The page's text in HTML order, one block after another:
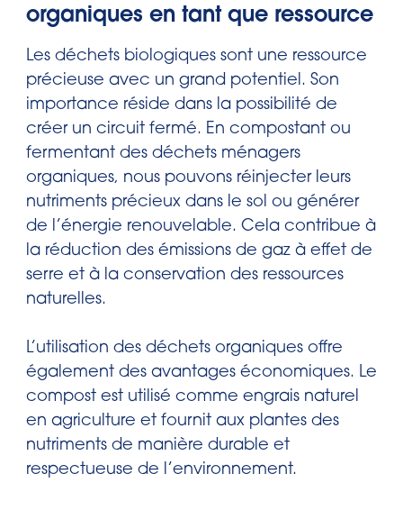
organiques en tant que ressource
Les déchets biologiques sont une ressource
précieuse avec un grand potentiel. Son
importance réside dans la possibilité de
créer un circuit fermé. En compostant ou
fermentant des déchets ménagers
organiques, nous pouvons réinjecter leurs
nutriments précieux dans le sol ou générer
de l’énergie renouvelable. Cela contribue à
la réduction des émissions de gaz à effet de
serre et à la conservation des ressources
naturelles.
L’utilisation des déchets organiques offre
également des avantages économiques. Le
compost est utilisé comme engrais naturel
en agriculture et fournit aux plantes des
nutriments de manière durable et
respectueuse de l’environnement.